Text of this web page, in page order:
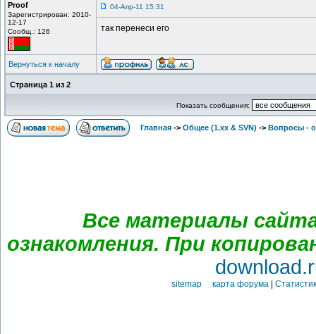
Proof
Зарегистрирован: 2010-
12-17
Сообщ.: 126
04-Апр-11 15:31
так перенеси его
Вернуться к началу
Страница 1 из 2
Показать сообщения:
Главная -> Общее (1.хх & SVN) -> Вопросы -
Все материалы
ознакомления. При
sitemap карта форума|